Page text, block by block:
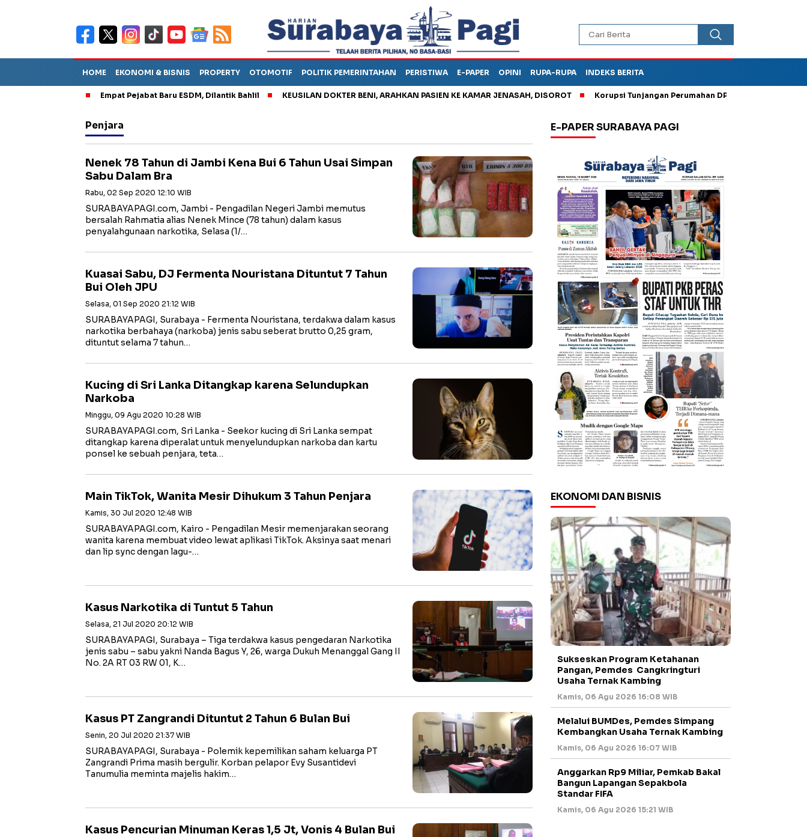
HOME EKONOMI & BISNIS PROPERTY OTOMOTIF POLITIK PEMERINTAHAN PERISTIWA E-PAPER OPINI RUPA-RUPA INDEKS BERITA
Empat Pejabat Baru ESDM, Dilantik Bahlil KEUSILAN DOKTER BENI, ARAHKAN PASIEN KE KAMAR JENASAH, DISOROT Korupsi Tunjangan Perumahan DPRD Ponorogo, Kejari
Penjara
Nenek 78 Tahun di Jambi Kena Bui 6 Tahun Usai Simpan
Sabu Dalam Bra
Rabu, 02 Sep 2020 12:10 WIB
SURABAYAPAGI.com, Jambi - Pengadilan Negeri Jambi memutus
bersalah Rahmatia alias Nenek Mince (78 tahun) dalam kasus
penyalahgunaan narkotika, Selasa (1/…
Kuasai Sabu, DJ Fermenta Nouristana Dituntut 7 Tahun
Bui Oleh JPU
Selasa, 01 Sep 2020 21:12 WIB
SURABAYAPAGI, Surabaya - Fermenta Nouristana, terdakwa dalam kasus
narkotika berbahaya (narkoba) jenis sabu seberat brutto 0,25 gram,
dituntut selama 7 tahun…
Kucing di Sri Lanka Ditangkap karena Selundupkan
Narkoba
Minggu, 09 Agu 2020 10:28 WIB
SURABAYAPAGI.com, Sri Lanka - Seekor kucing di Sri Lanka sempat
ditangkap karena diperalat untuk menyelundupkan narkoba dan kartu
ponsel ke sebuah penjara, teta…
Main TikTok, Wanita Mesir Dihukum 3 Tahun Penjara
Kamis, 30 Jul 2020 12:48 WIB
SURABAYAPAGI.com, Kairo - Pengadilan Mesir memenjarakan seorang
wanita karena membuat video lewat aplikasi TikTok. Aksinya saat menari
dan lip sync dengan lagu-…
Kasus Narkotika di Tuntut 5 Tahun
Selasa, 21 Jul 2020 20:12 WIB
SURABAYAPAGI, Surabaya – Tiga terdakwa kasus pengedaran Narkotika
jenis sabu – sabu yakni Nanda Bagus Y, 26, warga Dukuh Menanggal Gang II
No. 2A RT 03 RW 01, K…
Kasus PT Zangrandi Dituntut 2 Tahun 6 Bulan Bui
Senin, 20 Jul 2020 21:37 WIB
SURABAYAPAGI, Surabaya - Polemik kepemilikan saham keluarga PT
Zangrandi Prima masih bergulir. Korban pelapor Evy Susantidevi
Tanumulia meminta majelis hakim…
Kasus Pencurian Minuman Keras 1,5 Jt, Vonis 4 Bulan Bui
E-PAPER SURABAYA PAGI
EKONOMI DAN BISNIS
Sukseskan Program Ketahanan
Pangan, Pemdes Cangkringturi
Usaha Ternak Kambing
Kamis, 06 Agu 2026 16:08 WIB
Melalui BUMDes, Pemdes Simpang
Kembangkan Usaha Ternak Kambing
Kamis, 06 Agu 2026 16:07 WIB
Anggarkan Rp9 Miliar, Pemkab Bakal
Bangun Lapangan Sepakbola
Standar FIFA
Kamis, 06 Agu 2026 15:21 WIB